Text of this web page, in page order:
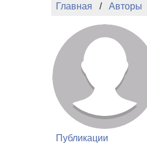
Главная Авторы
Публикации